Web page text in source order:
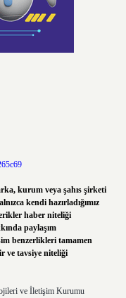
kurum veya şahıs şirketi
kendi hazırladığımız
haber niteliği
paylaşım
benzerlikleri tamamen
ve tavsiye niteliği
ve İletişim Kurumu